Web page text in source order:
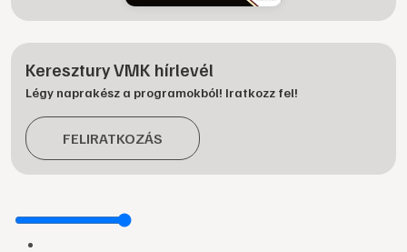
Keresztury VMK hírlevél
Légy naprakész a programokból! Iratkozz fel!
FELIRATKOZÁS